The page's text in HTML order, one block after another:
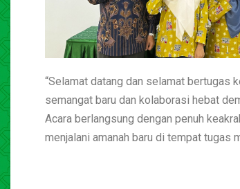
“Selamat datang dan selamat bertugas
semangat baru dan kolaborasi hebat
Acara berlangsung dengan penuh
menjalani amanah baru di tempat tugas